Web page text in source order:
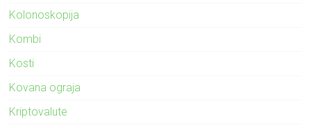
Kolonoskopija
Kombi
Kosti
Kovana ograja
Kriptovalute